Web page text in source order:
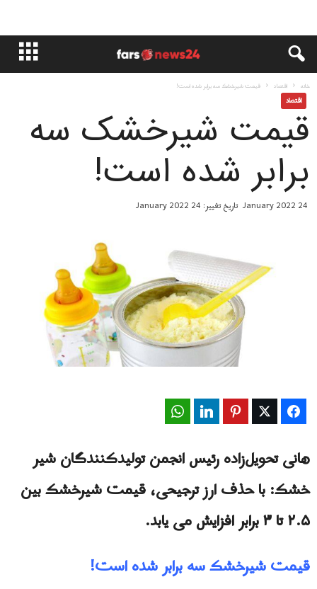
خانه اقتصاد قيمت شیرخشک سه برابر شده است!
اقتصاد
قيمت شیرخشک سه
برابر شده است!
24 January 2022 تاریخ تغییر: 24 January 2022
Facebook
Twitter
Pinterest
LinkedIn
هانی تحویل‌زاده رئیس انجمن تولیدکنندگان شیر
خشک: با حذف ارز ترجیحی، قیمت شیرخشک بین
۲.۵ تا ۳ برابر افزایش می یابد.
قيمت شیرخشک سه برابر شده است!